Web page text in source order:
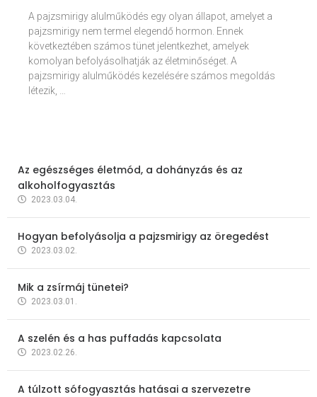
A pajzsmirigy alulműködés egy olyan állapot, amelyet a
pajzsmirigy nem termel elegendő hormon. Ennek
következtében számos tünet jelentkezhet, amelyek
komolyan befolyásolhatják az életminőséget. A
pajzsmirigy alulműködés kezelésére számos megoldás
létezik, …
Az egészséges életmód, a dohányzás és az
alkoholfogyasztás
2023.03.04.
Hogyan befolyásolja a pajzsmirigy az öregedést
2023.03.02.
Mik a zsírmáj tünetei?
2023.03.01.
A szelén és a has puffadás kapcsolata
2023.02.26.
A túlzott sófogyasztás hatásai a szervezetre